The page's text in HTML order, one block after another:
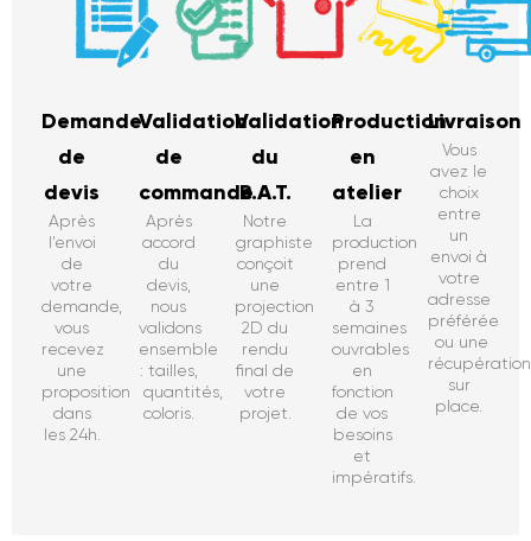
Demande
de
devis
Après
l’envoi
de
votre
demande,
vous
recevez
une
proposition
dans
les 24h.
Validation
de
commande
Après
accord
du
devis,
nous
validons
ensemble
: tailles,
quantités,
coloris.
Validation
du
B.A.T.
Notre
graphiste
conçoit
une
projection
2D du
rendu
final de
votre
projet.
Production
en
atelier
La
production
prend
entre 1
à 3
semaines
ouvrables
en
fonction
de vos
besoins
et
impératifs.
Livraison
Vous
avez le
choix
entre
un
envoi à
votre
adresse
préférée
ou une
récupération
sur
place.